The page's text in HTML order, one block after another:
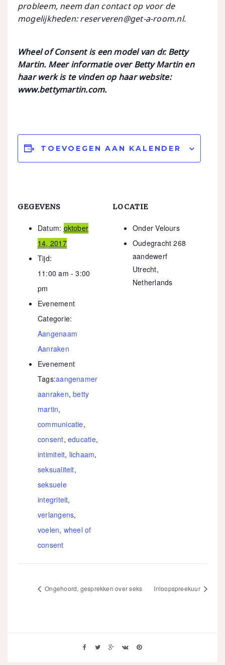
probleem, neem dan contact op voor de
mogelijkheden: reserveren@get-a-room.nl.
Wheel of Consent is een model van dr. Betty
Martin. Meer informatie over Betty Martin en
haar werk is te vinden op haar website:
www.bettymartin.com.
TOEVOEGEN AAN KALENDER
GEGEVENS
Datum: oktober
14, 2017
Tijd:
11:00 am - 3:00
pm
Evenement
Categorie:
Aangenaam
Aanraken
Evenement
Tags:aangenamer
aanraken,betty
martin,
communicatie,
consent,educatie,
intimiteit, lichaam,
seksualiteit,
seksuele
integriteit,
verlangens,
voelen, wheel of
consent
LOCATIE
Onder Velours
Oudegracht 268
aandewerf
Utrecht,
Netherlands
Ongehoord, gesprekken over seks Inloopspreekuur